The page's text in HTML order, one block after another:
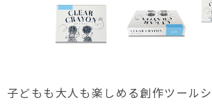
子どもも大人も楽しめる創作ツール